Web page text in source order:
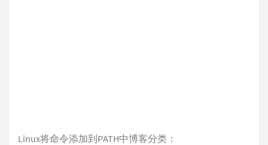
Linux将命令添加到PATH中博客分类：